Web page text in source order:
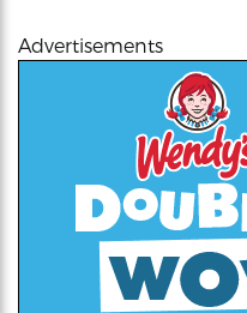
Advertisements